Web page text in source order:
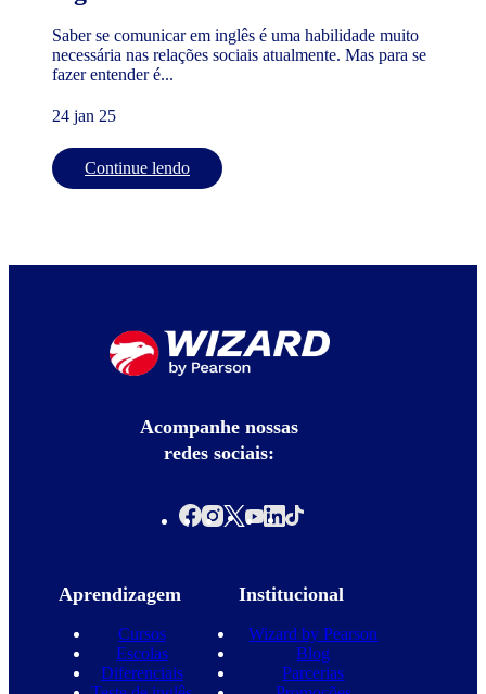
Saber se comunicar em inglês é uma habilidade muito
necessária nas relações sociais atualmente. Mas para se
fazer entender é...
24 jan 25
Continue lendo
Acompanhe nossas
redes sociais:
Aprendizagem
Cursos
Escolas
Diferenciais
Institucional
Wizard by Pearson
Blog
Parcerias